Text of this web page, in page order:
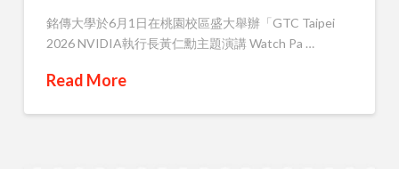
銘傳大學於6月1日在桃園校區盛大舉辦「GTC Taipei
2026 NVIDIA執行長黃仁勳主題演講 Watch Pa …
Read More